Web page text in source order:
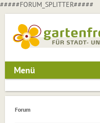
#####FORUM_SPLITTER#####
Menü
Forum